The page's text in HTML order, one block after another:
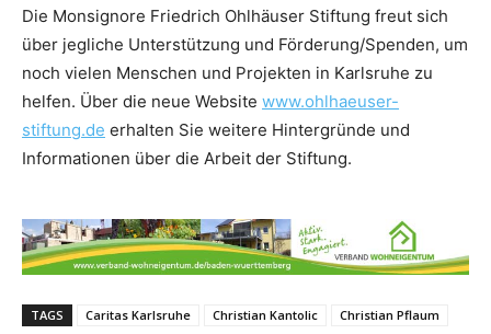
Die Monsignore Friedrich Ohlhäuser Stiftung freut sich
über jegliche Unterstützung und Förderung/Spenden, um
noch vielen Menschen und Projekten in Karlsruhe zu
helfen. Über die neue Website www.ohlhaeuser-
stiftung.de erhalten Sie weitere Hintergründe und
Informationen über die Arbeit der Stiftung.
TAGS Caritas Karlsruhe Christian Kantolic
Christian Pflaum